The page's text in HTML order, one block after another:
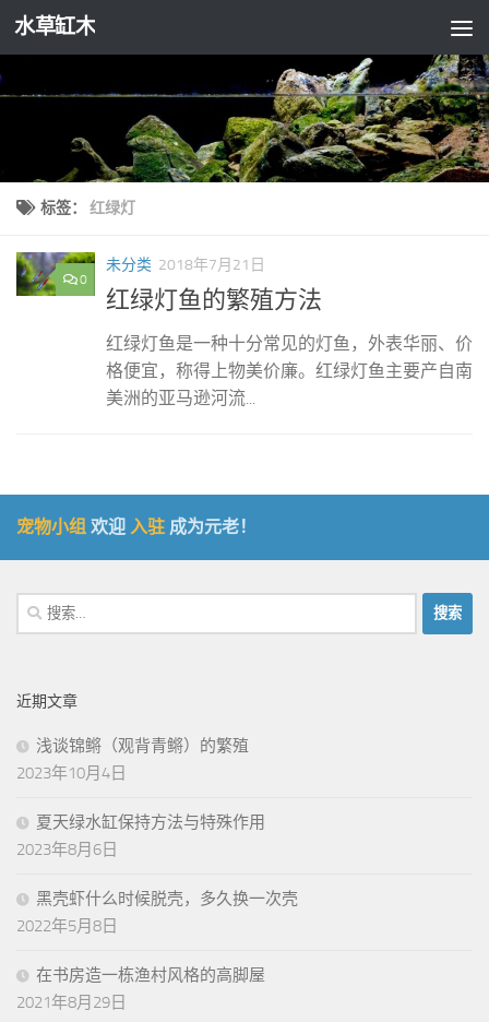
跳至内容
水草缸木
标签： 红绿灯
0
未分类 2018年7月21日
红绿灯鱼的繁殖方法
红绿灯鱼是一种十分常见的灯鱼，外表华丽、价
格便宜，称得上物美价廉。红绿灯鱼主要产自南
美洲的亚马逊河流...
宠物小组 欢迎 入驻 成为元老！
搜
索：
近期文章
浅谈锦鳉（观背青鳉）的繁殖
2023年10月4日
夏天绿水缸保持方法与特殊作用
2023年8月6日
黑壳虾什么时候脱壳，多久换一次壳
2022年5月8日
在书房造一栋渔村风格的高脚屋
2021年8月29日